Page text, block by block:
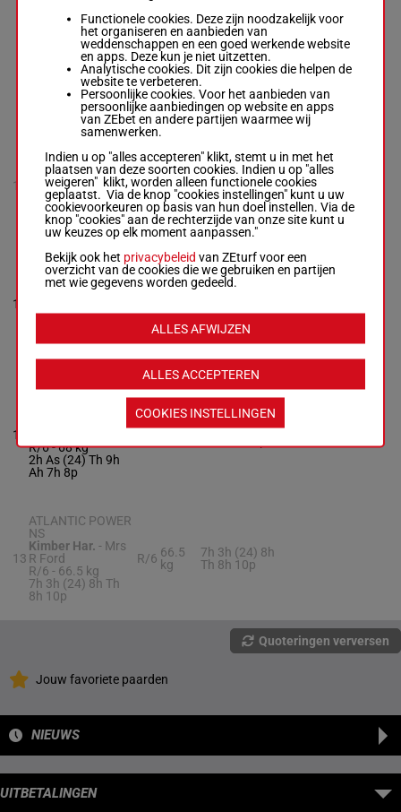
OVAL STREET NS
Todd Cha. J.-Mrs
H R J Nelmes
71 kg
(24) 7h 6h 3h 2h
(23) 4s 5s 3h 4s
(22) Ts (21) 11p
R/971 kg
(24) 7h 6h 3h
2h (23) 4s 5s
3h 4s (22) Ts
(21) 11p
10
MANALA NS
Durrell Tri. -D
Skelton
M/6 -69.5 kg
3h 6h 8h (23) 2p
M/669.5
kg
3h 6h 8h (23)
2p
11
BREDON HILL
DART
Gardner Mlle L.-
R/7 -70 kg
7p
10h 7h (24) 7h
4p (23) 7p
12
R/6 -68 kg
2h As (24) Th 9h
Ah 7h 8p
2h As (24) Th
13
ATLANTIC POWER
NS
Kimber Har. - Mrs
R Ford
R/6 - 66.5 kg
7h 3h (24) 8h Th
8h 10p
R/6 66.5
kg
7h 3h (24) 8h
Th 8h 10p
Quoteringen verversen
Jouw favoriete paarden
NIEUWS
UITBETALINGEN
Functionele cookies. Deze zijn noodzakelijk voor
het organiseren en aanbieden van
weddenschappen en een goed werkende website
en apps. Deze kun je niet uitzetten.
Analytische cookies. Dit zijn cookies die helpen de
website te verbeteren.
Persoonlijke cookies. Voor het aanbieden van
persoonlijke aanbiedingen op website en apps
van ZEbet en andere partijen waarmee wij
samenwerken.
Indien u op "alles accepteren" klikt, stemt u in met het
plaatsen van deze soorten cookies. Indien u op "alles
weigeren" klikt, worden alleen functionele cookies
geplaatst. Via de knop "cookies instellingen" kunt u uw
cookievoorkeuren op basis van hun doel instellen. Via de
knop "cookies" aan de rechterzijde van onze site kunt u
uw keuzes op elk moment aanpassen."
Bekijk ook het privacybeleid van ZEturf voor een
overzicht van de cookies die we gebruiken en partijen
met wie gegevens worden gedeeld.
ALLES ACCEPTEREN
ALLES AFWIJZEN
COOKIES INSTELLINGEN